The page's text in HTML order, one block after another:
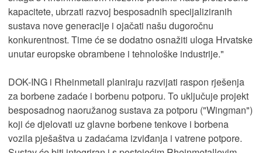
kapacitete, ubrzati razvoj besposadnih specijaliziranih
sustava nove generacije i ojačati našu dugoročnu
konkurentnost. Time će se dodatno osnažiti uloga Hrvatske
unutar europske obrambene i tehnološke industrije."
DOK-ING i Rheinmetall planiraju razvijati raspon rješenja
za borbene zadaće i borbenu potporu. To uključuje projekt
besposadnog naoružanog sustava za potporu ("Wingman")
koji će djelovati uz glavne borbene tenkove i borbena
vozila pješaštva u zadaćama izviđanja i vatrene potpore.